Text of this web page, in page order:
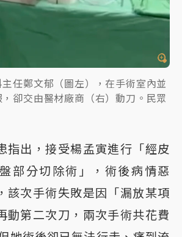
任鄭文郁（圖左），在手術室內並
卻交由醫材廠商（右）動刀。民眾
指出，接受楊孟寅進行「經皮
部分切除術」，術後病情惡
該次手術失敗是因「漏放某項
動第二次刀，兩次手術共花費